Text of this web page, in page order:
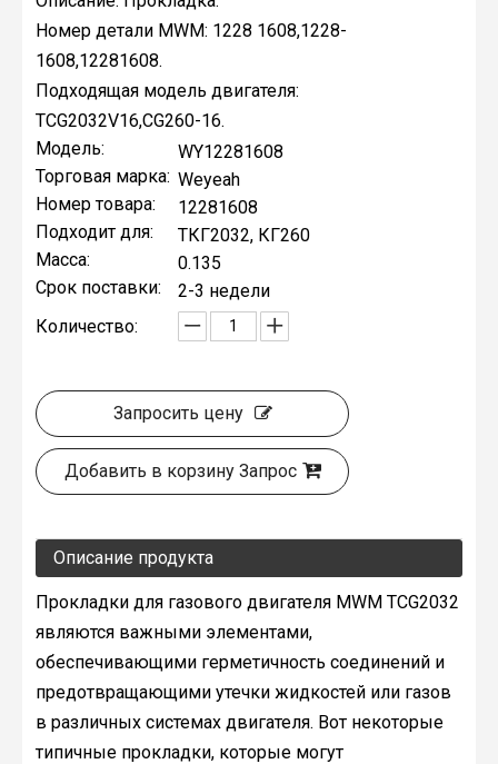
Номер детали MWM: 1228 1608,1228-
1608,12281608.
Подходящая модель двигателя:
TCG2032V16,CG260-16.
Модель:
WY12281608
Торговая марка: Weyeah
Номер товара:
12281608
Подходит для:
ТКГ2032, КГ260
Масса:
0.135
Срок поставки:
2-3 недели
Количество:
Запросить цену
Добавить в корзину Запрос
Описание продукта
Прокладки для газового двигателя MWM TCG2032
являются важными элементами,
обеспечивающими герметичность соединений и
предотвращающими утечки жидкостей или газов
в различных системах двигателя. Вот некоторые
типичные прокладки, которые могут